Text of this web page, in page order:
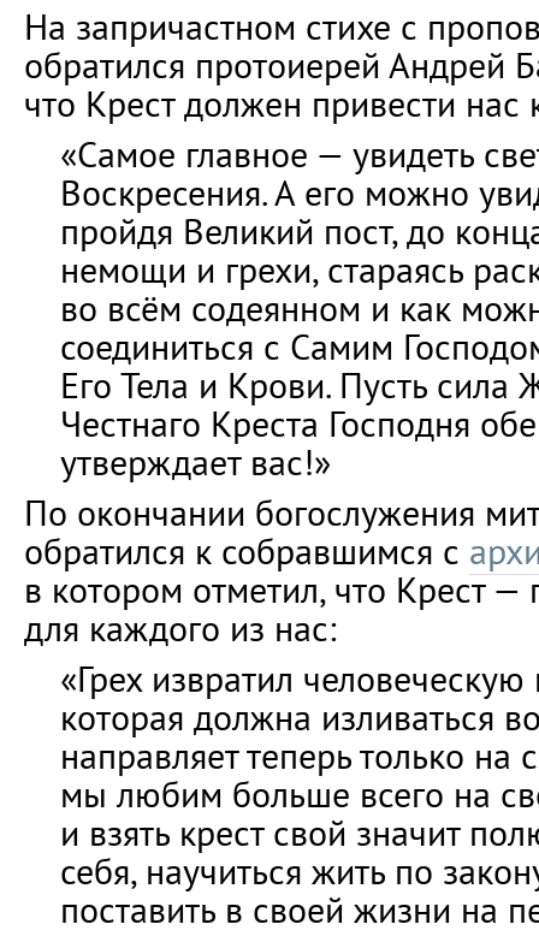
На запричастном стихе с
обратился протоиерей Андрей
что Крест должен привести
«Самое главное — увидеть
Воскресения. А его можно
пройдя Великий пост, до
немощи и грехи, стараясь
во всём содеянном и как
соединиться с Самим
Его Тела и Крови. Пусть сила
Честнаго Креста Господня
утверждает вас!»
По окончании богослужения
обратился к собравшимся с
в котором отметил, что Крест
для каждого из нас:
«Грех извратил
которая должна изливаться
направляет теперь только на
мы любим больше всего на
и взять крест свой значит
себя, научиться жить по
поставить в своей жизни на